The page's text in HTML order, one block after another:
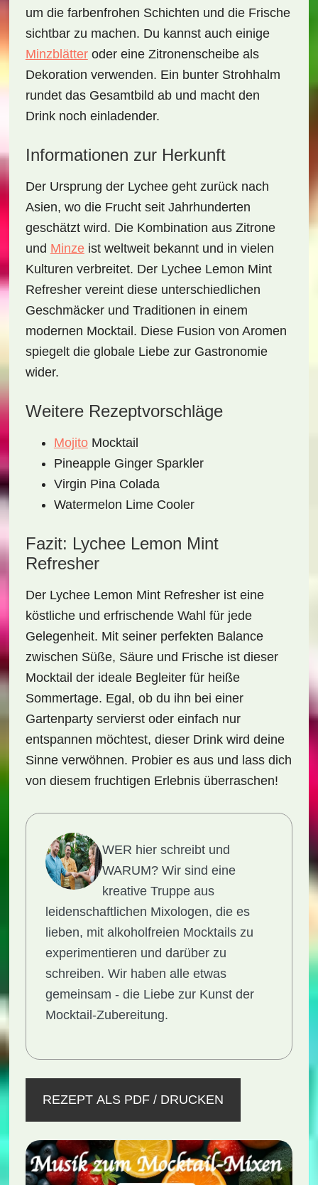
um die farbenfrohen Schichten und die Frische
sichtbar zu machen. Du kannst auch einige
Minzblätteroder eine Zitronenscheibe als
Dekoration verwenden. Ein bunter Strohhalm
rundet das Gesamtbild ab und macht den
Drink noch einladender.
Informationen zur Herkunft
Der Ursprung der Lychee geht zurück nach
Asien, wo die Frucht seit Jahrhunderten
geschätzt wird. Die Kombination aus Zitrone
und Minzeist weltweit bekannt und in vielen
Kulturen verbreitet. Der Lychee Lemon Mint
Refreshervereint diese unterschiedlichen
Geschmäcker und Traditionen in einem
modernen Mocktail. Diese Fusion von Aromen
spiegelt die globale Liebe zur Gastronomie
wider.
Weitere Rezeptvorschläge
MojitoMocktail
Pineapple Ginger Sparkler
Virgin Pina Colada
Watermelon Lime Cooler
Fazit: Lychee Lemon Mint
Refresher
Der Lychee Lemon Mint Refresherist eine
köstliche und erfrischende Wahl für jede
Gelegenheit. Mit seiner perfekten Balance
zwischen Süße, Säure und Frische ist dieser
Mocktail der ideale Begleiter für heiße
Sommertage. Egal, ob du ihn bei einer
Gartenparty servierst oder einfach nur
entspannen möchtest, dieser Drink wird deine
Sinne verwöhnen. Probier es aus und lass dich
von diesem fruchtigen Erlebnis überraschen!
WER hier schreibt und
WARUM?Wir sind eine
kreative Truppe aus
leidenschaftlichen Mixologen, die es
lieben, mit alkoholfreien Mocktails zu
experimentieren und darüber zu
schreiben. Wir haben alle etwas
gemeinsam - die Liebe zur Kunst der
Mocktail-Zubereitung.
REZEPT ALS PDF / DRUCKEN